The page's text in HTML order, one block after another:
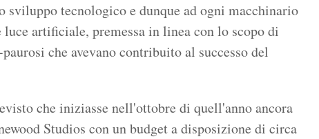
tecnologico e dunque ad ogni macchinario
artificiale, premessa in linea con lo scopo di
che avevano contribuito al successo del
che iniziasse nell'ottobre di quell'anno ancora
Studios con un budget a disposizione di circa